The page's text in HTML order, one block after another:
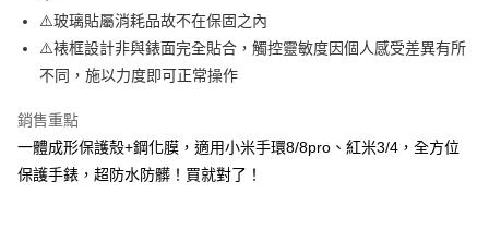
運送方式
每筆NT$65，滿NT$690(含以上)免運費
付款後全家取貨
⚠️玻璃貼屬消耗品故不在保固之內
⚠️裱框設計非與錶面完全貼合，觸控靈敏度因個人感受差異有所
不同，施以力度即可正常操作
銷售重點
一體成形保護殼+鋼化膜，適用小米手環8/8pro、紅米3/4，全方位
保護手錶，超防水防髒！買就對了！